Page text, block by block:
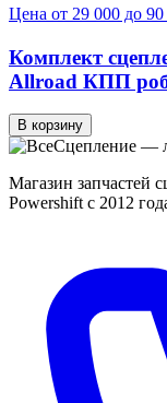
Цена от 29 000 до
Комплект
Allroad КПП
В корзину
Магазин запчастей
Powershift с 2012